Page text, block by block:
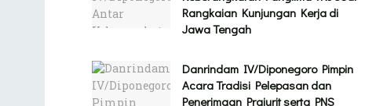
Rangkaian Kunjungan Kerja di
Jawa Tengah
Danrindam IV/Diponegoro Pimpin
Acara Tradisi Pelepasan dan
Penerimaan Prajurit serta PNS